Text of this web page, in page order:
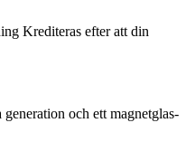
Krediteras efter att din
och ett magnetglas-